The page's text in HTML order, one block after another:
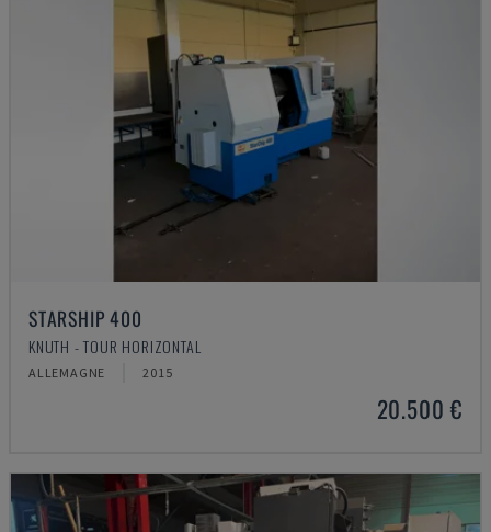
STARSHIP 400
KNUTH - TOUR HORIZONTAL
ALLEMAGNE 2015
20.500 €